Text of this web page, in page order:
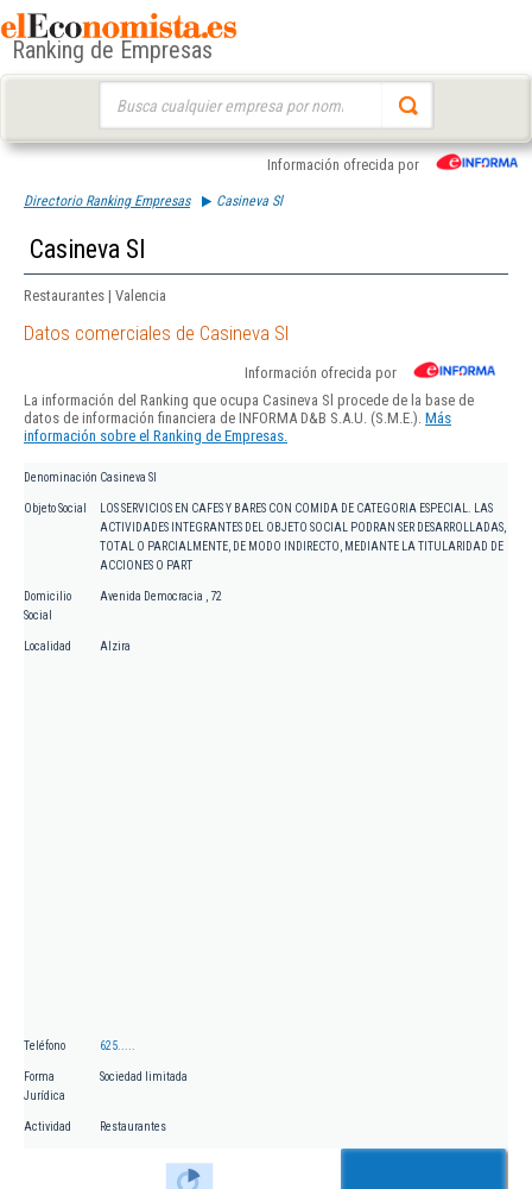
Ranking de Empresas
Información ofrecida por
Directorio Ranking Empresas Casineva Sl
Casineva Sl
Restaurantes | Valencia
Datos comerciales de Casineva Sl
Información ofrecida por
La información del Ranking que ocupa Casineva Sl procede de la base de
datos de información financiera de INFORMA D&B S.A.U. (S.M.E.). Más
información sobre el Ranking de Empresas.
Denominación Casineva Sl
Objeto Social
LOS SERVICIOS EN CAFES Y BARES CON COMIDA DE CATEGORIA ESPECIAL. LAS
ACTIVIDADES INTEGRANTES DEL OBJETO SOCIAL PODRAN SER DESARROLLADAS,
TOTAL O PARCIALMENTE, DE MODO INDIRECTO, MEDIANTE LA TITULARIDAD DE
ACCIONES O PART
Domicilio
Social
Avenida Democracia , 72
Localidad Alzira
Teléfono 625.....
Forma
Jurídica
Sociedad limitada
Actividad Restaurantes